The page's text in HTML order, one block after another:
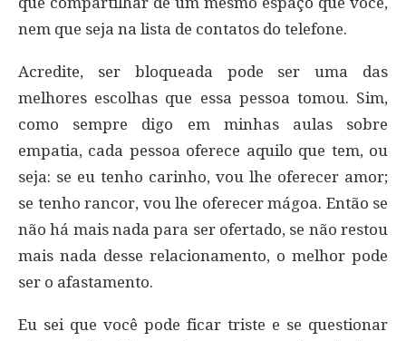
nem que seja na lista de contatos do telefone.
Acredite, ser bloqueada pode ser uma das
melhores escolhas que essa pessoa tomou. Sim,
como sempre digo em minhas aulas sobre
empatia, cada pessoa oferece aquilo que tem, ou
seja: se eu tenho carinho, vou lhe oferecer amor;
se tenho rancor, vou lhe oferecer mágoa. Então se
não há mais nada para ser ofertado, se não restou
mais nada desse relacionamento, o melhor pode
ser o afastamento.
Eu sei que você pode ficar triste e se questionar